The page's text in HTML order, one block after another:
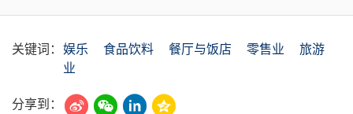
关键词： 娱乐 食品饮料 餐厅与饭店 零售业
旅游
业
分享到：